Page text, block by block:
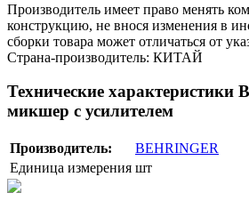
Производитель имеет право менять
конструкцию, не внося изменения в
сборки товара может отличаться от
Страна-производитель: КИТАЙ
Технические характеристики
микшер с усилителем
Производитель:
BEHRINGER
Единица измерения шт